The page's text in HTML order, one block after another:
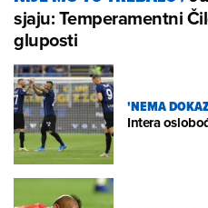
sjaju: Temperamentni
gluposti
'NEMA
Intera